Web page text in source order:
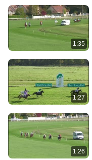
1:35
1:27
1:26